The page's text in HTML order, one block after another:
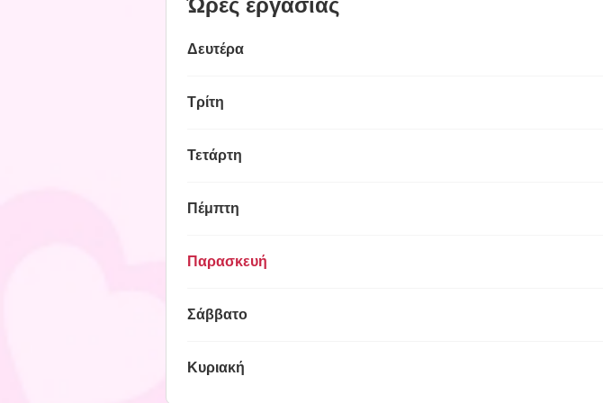
Ώρες εργασίας
Δευτέρα
Τρίτη
Τετάρτη
Πέμπτη
Παρασκευή
Σάββατο
Κυριακή